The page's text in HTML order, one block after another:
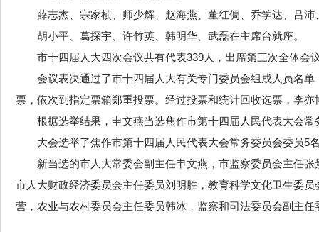
薛志杰、宗家桢、师少辉、赵海燕、董红倜、乔学达、吕
胡小平、葛探宇、许竹英、韩明华、武磊在主席台就座。
市十四届人大四次会议共有代表339人，出席第三次全体会
会议表决通过了市十四届人大有关专门委员会组成人员名
票，依次到指定票箱郑重投票。经过投票和统计回收选票，李
根据选举结果，申文燕当选焦作市第十四届人民代表大会
大会选举了焦作市第十四届人民代表大会常务委员会委员5
新当选的市人大常委会副主任申文燕，市监察委员会主任
市人大财政经济委员会主任委员刘明胜，教育科学文化卫生委
营，农业与农村委员会主任委员韩冰，监察和司法委员会副主